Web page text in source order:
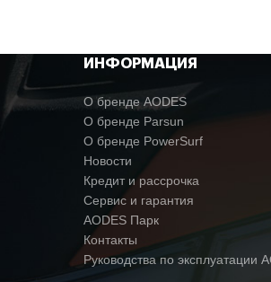
ИНФОРМАЦИЯ
О бренде AODES
О бренде Parsun
О бренде PowerSurf
Новости
Кредит и рассрочка
Сервис и гарантия
AODES Парк
Контакты
Руководства по эксплуатации